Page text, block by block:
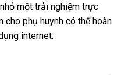
một trải nghiệm trực
cho phụ huynh có thể hoàn
internet.